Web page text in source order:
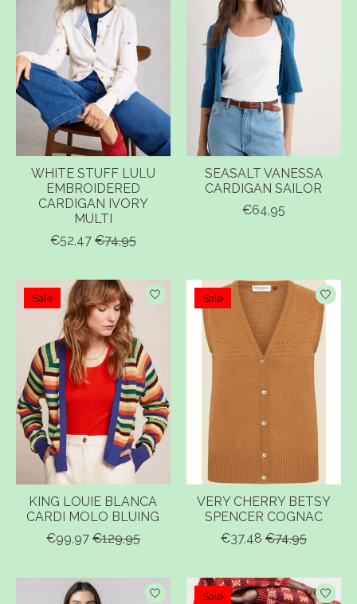
WHITE STUFF LULU
EMBROIDERED
CARDIGAN IVORY
MULTI
€52,47 €74,95
SEASALT VANESSA
CARDIGAN SAILOR
€64,95
Sale
KING LOUIE BLANCA
CARDI MOLO BLUING
€99,97 €129,95
Sale
VERY CHERRY BETSY
SPENCER COGNAC
€37,48 €74,95
Sale